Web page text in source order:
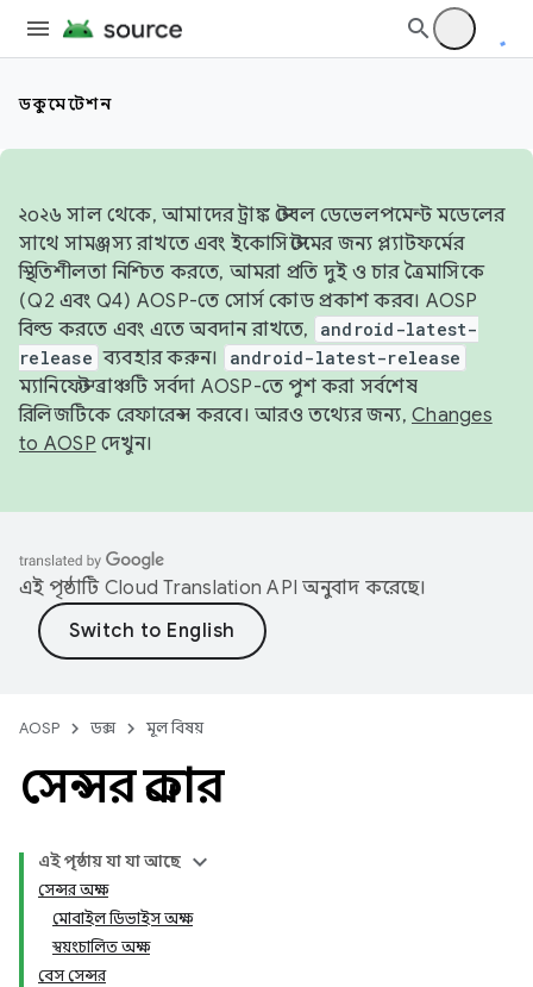
ডকুমেন্টেশন
২০২৬ সাল থেকে, আমাদের ট্রাঙ্ক স্টেবল ডেভেলপমেন্ট মডেলের
সাথে সামঞ্জস্য রাখতে এবং ইকোসিস্টেমের জন্য প্ল্যাটফর্মের
স্থিতিশীলতা নিশ্চিত করতে, আমরা প্রতি দুই ও চার ত্রৈমাসিকে
(Q2 এবং Q4) AOSP-তে সোর্স কোড প্রকাশ করব। AOSP
বিল্ড করতে এবং এতে অবদান রাখতে,
android-latest-
release ব্যবহার করুন। android-latest-release
ম্যানিফেস্ট ব্রাঞ্চটি সর্বদা AOSP-তে পুশ করা সর্বশেষ
রিলিজটিকে রেফারেন্স করবে। আরও তথ্যের জন্য, Changes
to AOSP দেখুন।
এই পৃষ্ঠাটি Cloud Translation API অনুবাদ করেছে।
AOSP ডক্স মূল বিষয়
সেন্সর প্রকার
এই পৃষ্ঠায় যা যা আছে
সেন্সর অক্ষ
মোবাইল ডিভাইস অক্ষ
স্বয়ংচালিত অক্ষ
বেস সেন্সর